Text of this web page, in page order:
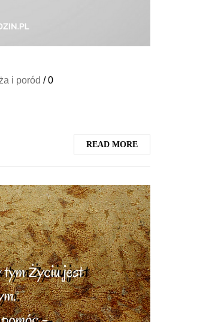
i poród /0
READ MORE